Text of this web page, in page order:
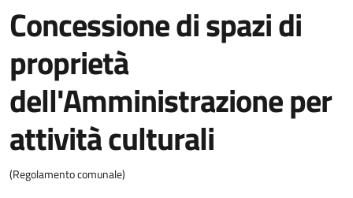
Concessione di spazi di
proprietà
dell'Amministrazione per
attività culturali
(Regolamento comunale)